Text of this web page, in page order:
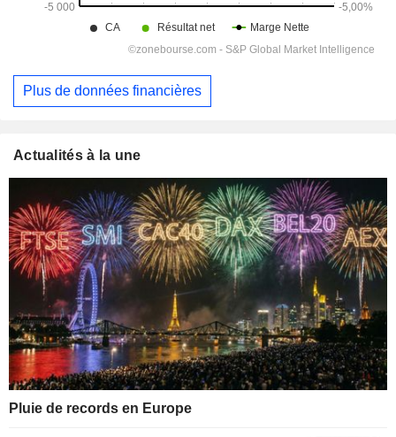
Plus de données financières
Actualités à la une
Pluie de records en Europe